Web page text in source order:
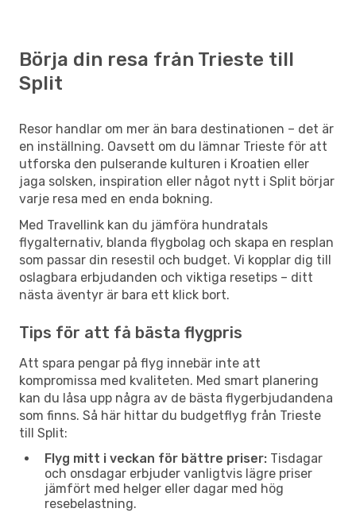
Börja din resa från Trieste till
Split
Resor handlar om mer än bara destinationen – det är
en inställning. Oavsett om du lämnar Trieste för att
utforska den pulserande kulturen i Kroatien eller
jaga solsken, inspiration eller något nytt i Split börjar
varje resa med en enda bokning.
Med Travellink kan du jämföra hundratals
flygalternativ, blanda flygbolag och skapa en resplan
som passar din resestil och budget. Vi kopplar dig till
oslagbara erbjudanden och viktiga resetips – ditt
nästa äventyr är bara ett klick bort.
Tips för att få bästa flygpris
Att spara pengar på flyg innebär inte att
kompromissa med kvaliteten. Med smart planering
kan du låsa upp några av de bästa flygerbjudandena
som finns. Så här hittar du budgetflyg från Trieste
till Split:
Flyg mitt i veckan för bättre priser: Tisdagar
och onsdagar erbjuder vanligtvis lägre priser
jämfört med helger eller dagar med hög
resebelastning.